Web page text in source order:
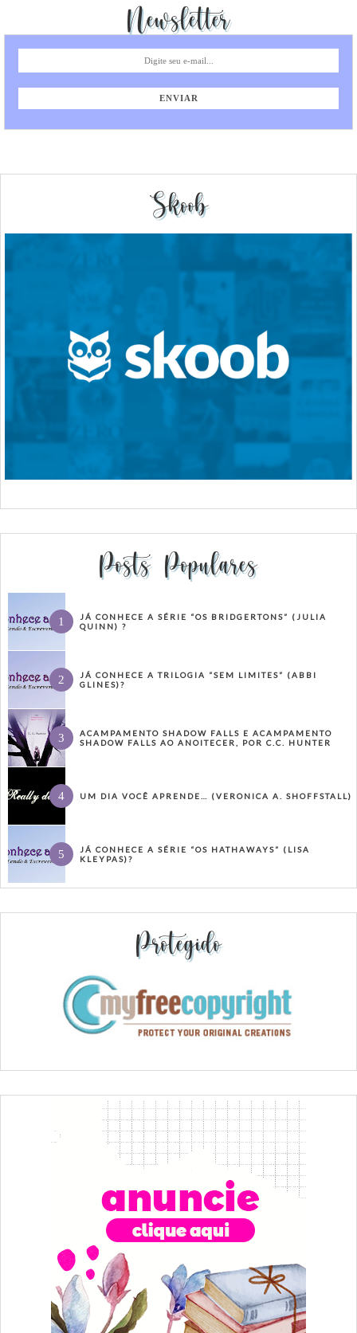
Newsletter
Skoob
Posts Populares
JÁ CONHECE A SÉRIE “OS BRIDGERTONS” (JULIA
QUINN) ?
JÁ CONHECE A TRILOGIA “SEM LIMITES” (ABBI
GLINES)?
ACAMPAMENTO SHADOW FALLS E ACAMPAMENTO
SHADOW FALLS AO ANOITECER, POR C.C. HUNTER
UM DIA VOCÊ APRENDE… (VERONICA A. SHOFFSTALL)
JÁ CONHECE A SÉRIE “OS HATHAWAYS” (LISA
KLEYPAS)?
Protegido